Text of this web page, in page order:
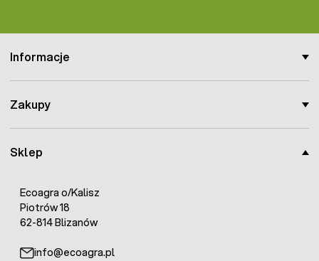
Sklep
Ecoagra o/Kalisz
Piotrów 18
62-814 Blizanów
info@ecoagra.pl
Informacje
Zakupy